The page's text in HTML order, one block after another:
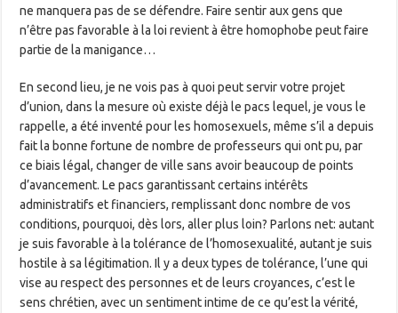
ne manquera pas de se défendre. Faire sentir aux gens que
n’être pas favorable à la loi revient à être homophobe peut faire
partie de la manigance…
En second lieu, je ne vois pas à quoi peut servir votre projet
d’union, dans la mesure où existe déjà le pacs lequel, je vous le
rappelle, a été inventé pour les homosexuels, même s’il a depuis
fait la bonne fortune de nombre de professeurs qui ont pu, par
ce biais légal, changer de ville sans avoir beaucoup de points
d’avancement. Le pacs garantissant certains intérêts
administratifs et financiers, remplissant donc nombre de vos
conditions, pourquoi, dès lors, aller plus loin? Parlons net: autant
je suis favorable à la tolérance de l’homosexualité, autant je suis
hostile à sa légitimation. Il y a deux types de tolérance, l’une qui
vise au respect des personnes et de leurs croyances, c’est le
sens chrétien, avec un sentiment intime de ce qu’est la vérité,